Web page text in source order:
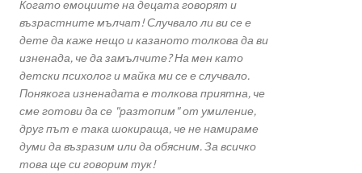
Когато емоциите на децата говорят и
възрастните мълчат! Случвало ли ви се е
дете да каже нещо и казаното толкова да ви
изненада, че да замълчите? На мен като
детски психолог и майка ми се е случвало.
Понякога изненадата е толкова приятна, че
сме готови да се "разтопим" от умиление,
друг път е така шокираща, че не намираме
думи да възразим или да обясним. За всичко
това ще си говорим тук!